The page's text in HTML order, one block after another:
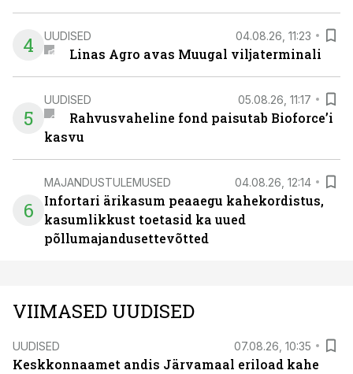
4 UUDISED 04.08.26, 11:23
Linas Agro avas Muugal viljaterminali
5
UUDISED 05.08.26, 11:17
Rahvusvaheline fond paisutab Bioforce’i
kasvu
6
MAJANDUSTULEMUSED 04.08.26, 12:14
Infortari ärikasum peaaegu kahekordistus,
kasumlikkust toetasid ka uued
põllumajandusettevõtted
VIIMASED UUDISED
UUDISED 07.08.26, 10:35
Keskkonnaamet andis Järvamaal eriload kahe